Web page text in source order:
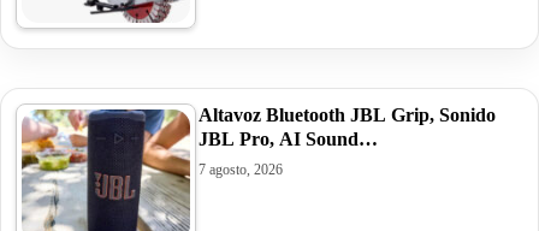
Altavoz Bluetooth JBL Grip, Sonido
JBL Pro, AI Sound…
7 agosto, 2026